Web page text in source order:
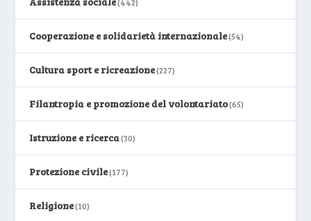
Cooperazione e solidarietà internazionale(54)
Cultura sport e ricreazione(227)
Filantropia e promozione del volontariato(65)
Istruzione e ricerca(30)
Protezione civile(177)
Religione(10)